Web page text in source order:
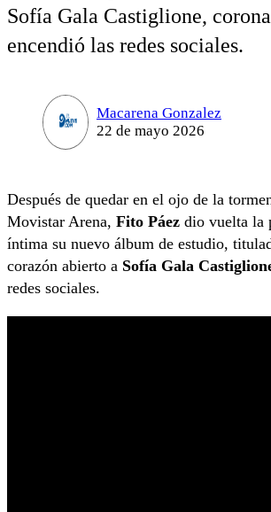
Sofía Gala Castiglione,
encendió las redes sociales.
Macarena Gonzalez
22 de mayo 2026
Después de quedar en el ojo de la
Movistar Arena, Fito Páez dio vuelta la
íntima su nuevo álbum de estudio,
corazón abierto a Sofía Gala
redes sociales.